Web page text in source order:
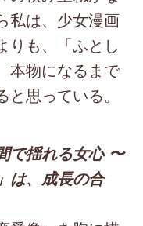
私は、少女漫画
りも、「ふとし
本物になるまで
思っている。
で揺れる女心 〜
は、成長の合